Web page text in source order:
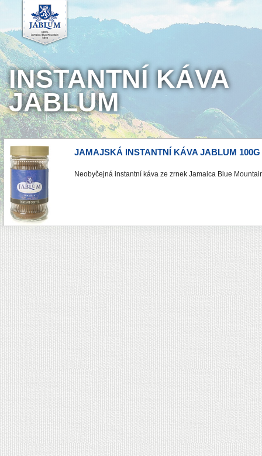
INSTANTNÍ KÁVA
JABLUM
JAMAJSKÁ INSTANTNÍ KÁVA JABLUM 100G
Neobyčejná instantní káva ze zrnek Jamaica Blue